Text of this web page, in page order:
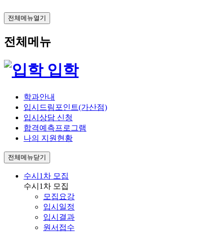
전체메뉴열기
전체메뉴
입학
학과안내
입시드림포인트(가산점)
입시상담 신청
합격예측프로그램
나의 지원현황
전체메뉴닫기
수시1차 모집
수시1차 모집
모집요강
입시일정
입시결과
원서접수